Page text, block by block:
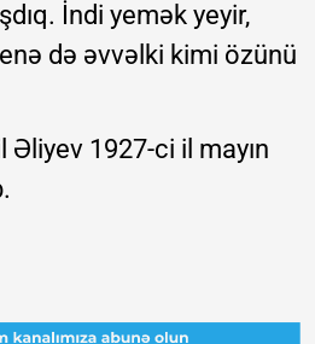
İndi yemək yeyir,
də əvvəlki kimi özünü
Əliyev 1927-ci il mayın